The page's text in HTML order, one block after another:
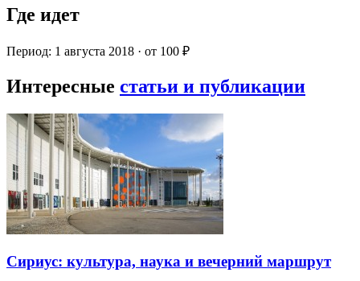
Где идет
Период: 1 августа 2018 · от 100 ₽
Интересные статьи и публикации
Сириус: культура, наука и вечерний маршрут